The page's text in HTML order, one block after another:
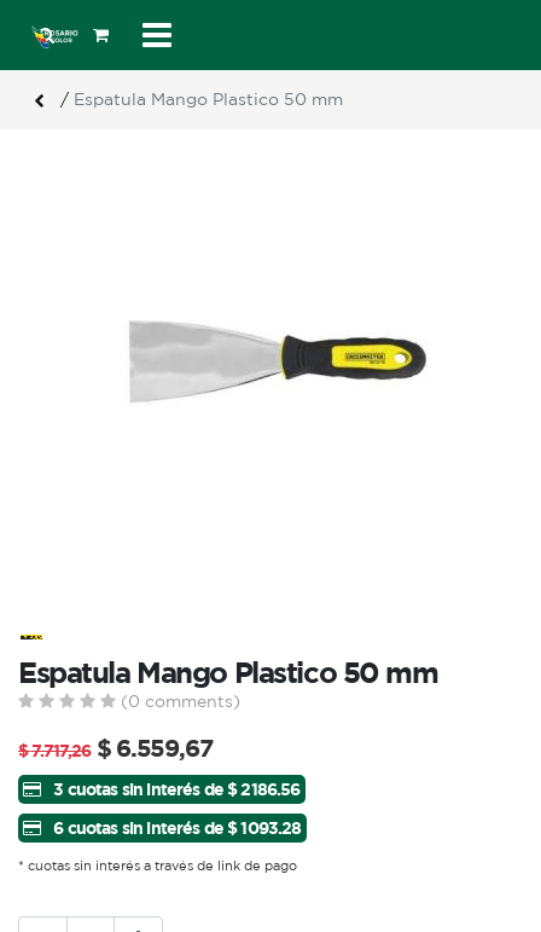
/ Espatula Mango Plastico 50 mm
Espatula Mango Plastico 50 mm
(0 comments)
$7.717,26 $ 6.559,67
3 cuotas sin interés de $ 2186.56
6 cuotas sin interés de $ 1093.28
* cuotas sin interés a través de link de pago